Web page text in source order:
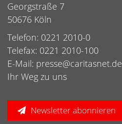
Georgstraße 7
50676 Köln
Telefon: 0221 2010-0
Telefax: 0221 2010-100
E-Mail: presse@caritasnet.de
Ihr Weg zu uns
Newsletter abonnieren